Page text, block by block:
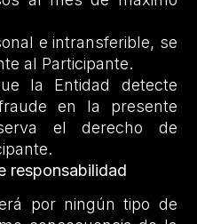
e intransferible, se
al Participante.
la Entidad detecte
en la presente
el derecho de
responsabilidad
por ningún tipo de